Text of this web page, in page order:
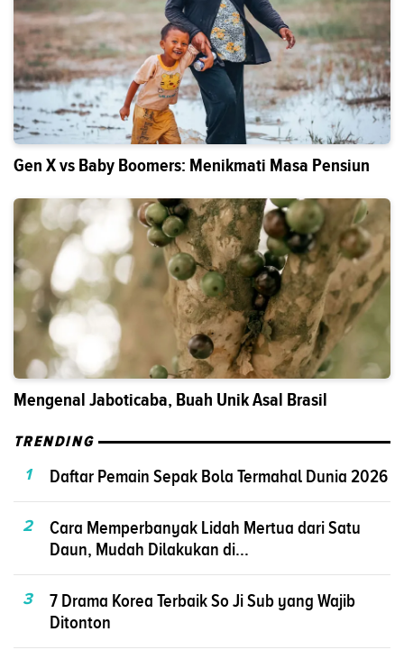
Gen X vs Baby Boomers: Menikmati Masa Pensiun
Mengenal Jaboticaba, Buah Unik Asal Brasil
TRENDING
1
Daftar Pemain Sepak Bola Termahal Dunia 2026
2
Cara Memperbanyak Lidah Mertua dari Satu
Daun, Mudah Dilakukan di...
3
7 Drama Korea Terbaik So Ji Sub yang Wajib
Ditonton